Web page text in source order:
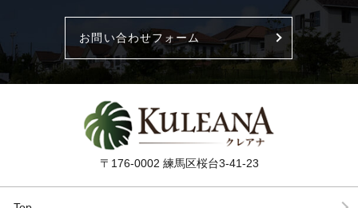
お問い合わせフォーム
〒176-0002 練馬区桜台3-41-23